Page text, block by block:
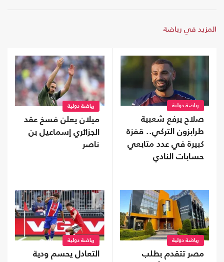
المزيد في رياضة
رياضة دولية
صلاح يرفع شعبية
طرابزون التركي.. قفزة
كبيرة في عدد متابعي
حسابات النادي
رياضة دولية
ميلان يعلن فسخ عقد
الجزائري إسماعيل بن
ناصر
رياضة دولية
مصر تتقدم بطلب
رياضة دولية
التعادل يحسم ودية